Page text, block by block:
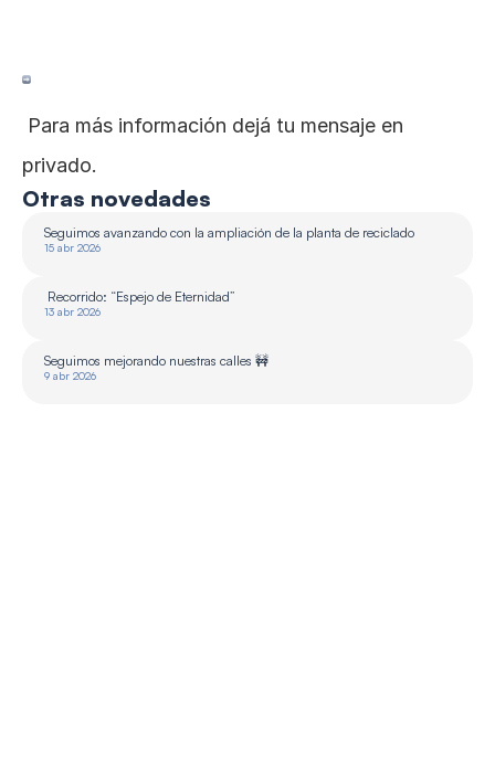
Otras novedades
Seguimos avanzando con la ampliación de la planta de reciclado
15 abr 2026
Recorrido: “Espejo de Eternidad”
13 abr 2026
Seguimos mejorando nuestras calles 🚧
9 abr 2026
privado.